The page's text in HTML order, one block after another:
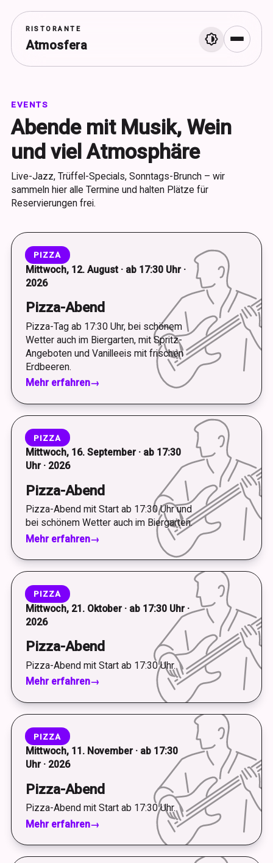
RISTORANTE
Atmosfera Menü
EVENTS
Abende mit Musik, Wein
und viel Atmosphäre
Live-Jazz, Trüffel-Specials, Sonntags-Brunch – wir
sammeln hier alle Termine und halten Plätze für
Reservierungen frei.
PIZZA
Mittwoch, 12. August · ab 17:30 Uhr ·
2026
Pizza-Abend
Pizza-Tag ab 17:30 Uhr, bei schönem
Wetter auch im Biergarten, mit Spritz-
Angeboten und Vanilleeis mit frischen
Erdbeeren.
Mehr erfahren→
PIZZA
Mittwoch, 16. September · ab 17:30
Uhr · 2026
Pizza-Abend
Pizza-Abend mit Start ab 17:30 Uhr und
bei schönem Wetter auch im Biergarten.
Mehr erfahren→
PIZZA
Mittwoch, 21. Oktober · ab 17:30 Uhr ·
2026
Pizza-Abend
Pizza-Abend mit Start ab 17:30 Uhr.
Mehr erfahren→
PIZZA
Mittwoch, 11. November · ab 17:30
Uhr · 2026
Pizza-Abend
Pizza-Abend mit Start ab 17:30 Uhr.
Mehr erfahren→